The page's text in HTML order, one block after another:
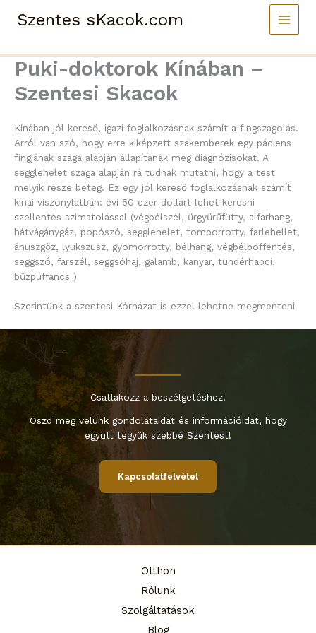
Szentes sKacok.com
Puki-doktorok Kínában –
Szentesi Skacok
Kínában jól kereső, igazi foglalkozásnak számít a fingszagolás.
Arról van szó, hogy erre kiképzett szakemberek egy páciens
fingjának szaga alapján állapítanak meg diagnózisokat. A
segglehelet szaga alapján rá tudnak mutatni, hogy a test
melyik része beteg. Ez egy jól kereső foglalkozásnak számít
kínai viszonylatban: évi 50 ezer dollárt lehet keresni
szellentés szimatolással (végbélszél, űrgyűrűfütty, alfarhang,
hátvágánygáz, popószó, segglehelet, tomporrotty, farlehellet,
ánuszgőz, lyukszusz, gyomorrotty, bélhang, végbélböffentés,
seggszó, farszél, seggsóhaj, galamb, kanyar, tündérhapci,
bűzpuffancs )
Szerintünk a szentesi Kórházat is ezzel lehetne megmenteni
Csatlakozz a beszélgetéshez!
Oszd meg velünk gondolataidat és információidat, hogy
együtt tegyük szebbé Szentest!
Kapcsolatfelvétel
Otthon
Rólunk
Szolgáltatások
Blog